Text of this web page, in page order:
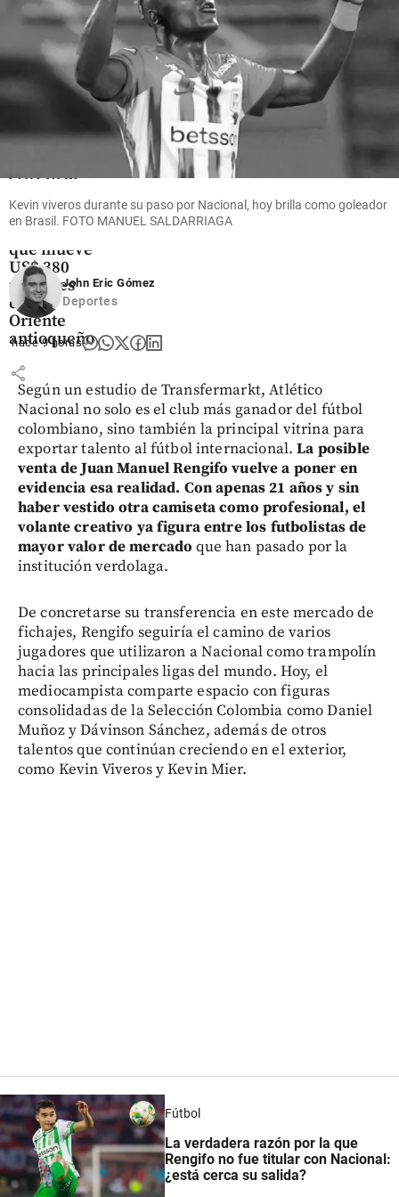
share
Antioqueño
cruzan el
cielo: así
es el
negocio
que mueve
US$ 380
millones
en el
Oriente
antioqueño
share
Kevin viveros durante su paso por Nacional, hoy brilla como goleador
en Brasil. FOTO MANUEL SALDARRIAGA
John Eric Gómez
Deportes
hace 9 horas
Según un estudio de Transfermarkt, Atlético
Nacional no solo es el club más ganador del fútbol
colombiano, sino también la principal vitrina para
exportar talento al fútbol internacional. La posible
venta de Juan Manuel Rengifo vuelve a poner en
evidencia esa realidad. Con apenas 21 años y sin
haber vestido otra camiseta como profesional, el
volante creativo ya figura entre los futbolistas de
mayor valor de mercadoque han pasado por la
institución verdolaga.
De concretarse su transferencia en este mercado de
fichajes, Rengifo seguiría el camino de varios
jugadores que utilizaron a Nacional como trampolín
hacia las principales ligas del mundo. Hoy, el
mediocampista comparte espacio con figuras
consolidadas de la Selección Colombia como Daniel
Muñoz y Dávinson Sánchez, además de otros
talentos que continúan creciendo en el exterior,
como Kevin Viveros y Kevin Mier.
Fútbol
La verdadera razón por la que
Rengifo no fue titular con Nacional:
¿está cerca su salida?